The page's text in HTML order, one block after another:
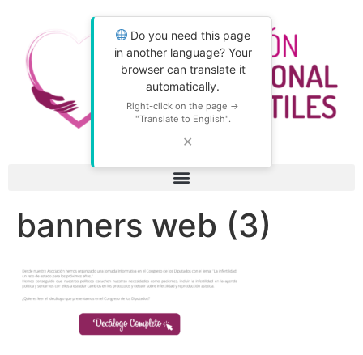
Do you need this page
in another language? Your
browser can translate it
automatically.
Right-click on the page →
"Translate to English".
✕
banners web (3)